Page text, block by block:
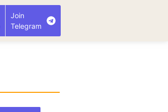
Join
Telegram